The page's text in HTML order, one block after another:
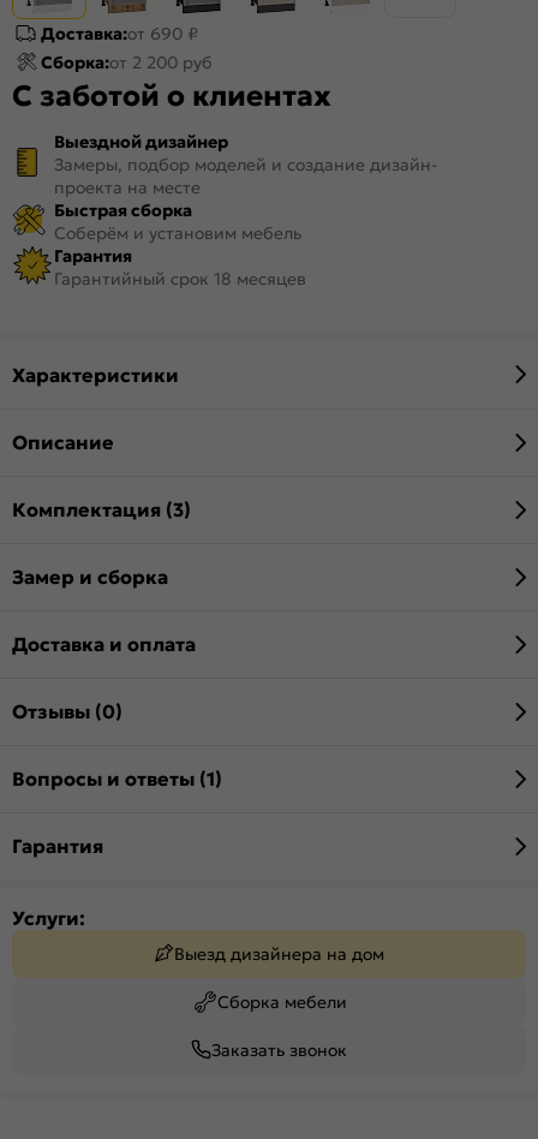
Доставка:от 690 ₽
Сборка:от 2 200 руб
С заботой о клиентах
Выездной дизайнер
Замеры, подбор моделей и создание дизайн-
проекта на месте
Быстрая сборка
Соберём и установим мебель
Гарантия
Гарантийный срок 18 месяцев
Характеристики
Описание
Комплектация (3)
Замер и сборка
Доставка и оплата
Отзывы (0)
Вопросы и ответы (1)
Гарантия
Услуги:
Выезд дизайнера на дом
Сборка мебели
Заказать звонок